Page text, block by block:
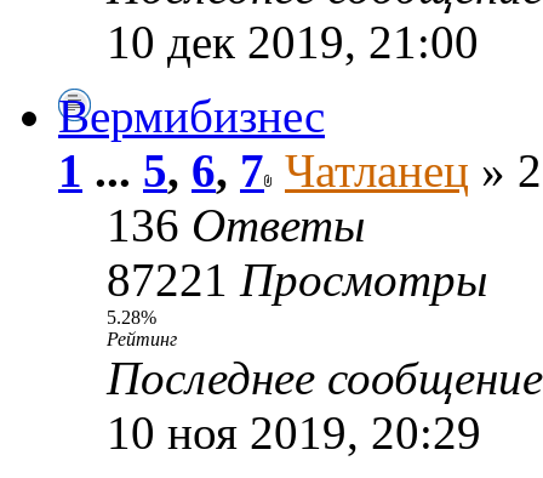
10 дек 2019, 21:00
Вермибизнес
1 ... 5, 6, 7 Чатланец »
136 Ответы
87221 Просмотры
5.28%
Рейтинг
Последнее
10 ноя 2019, 20:29